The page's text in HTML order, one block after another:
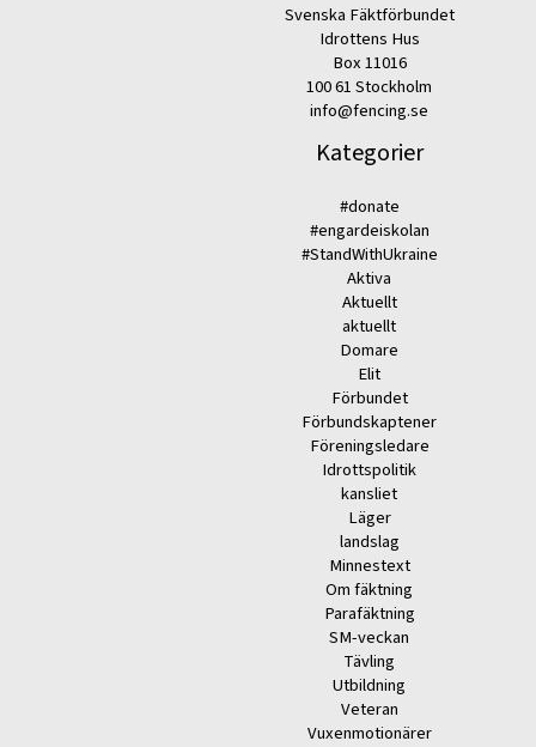
Svenska Fäktförbundet
Idrottens Hus
Box 11016
100 61 Stockholm
info@fencing.se
Kategorier
#donate
#engardeiskolan
#StandWithUkraine
Aktiva
Aktuellt
aktuellt
Domare
Elit
Förbundet
Förbundskaptener
Föreningsledare
Idrottspolitik
kansliet
Läger
landslag
Minnestext
Om fäktning
Parafäktning
SM-veckan
Tävling
Utbildning
Veteran
Vuxenmotionärer